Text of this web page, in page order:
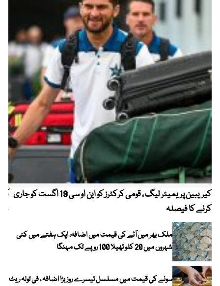
کیریبین پریمیئر لیگ ، قومی کرکٹرز کو این او سی 19 اگست کو جاری
کرنے کا فیصلہ
ملک بھر میں آٹے کی قیمت میں اضافہ، ایک ہفتے میں کئی
شہروں میں 20 کلو تھیلا 100 روپے تک مہنگا
سونے کی قیمت میں مسلسل تیسرے روز بڑا اضافہ ، فی تولہ ریٹ